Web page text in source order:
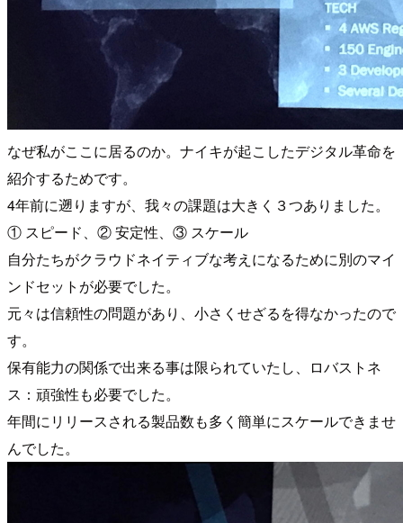
なぜ私がここに居るのか。ナイキが起こしたデジタル革命を
紹介するためです。
4年前に遡りますが、我々の課題は大きく３つありました。
① スピード、② 安定性、③ スケール
自分たちがクラウドネイティブな考えになるために別のマイ
ンドセットが必要でした。
元々は信頼性の問題があり、小さくせざるを得なかったので
す。
保有能力の関係で出来る事は限られていたし、ロバストネ
ス：頑強性も必要でした。
年間にリリースされる製品数も多く簡単にスケールできませ
んでした。